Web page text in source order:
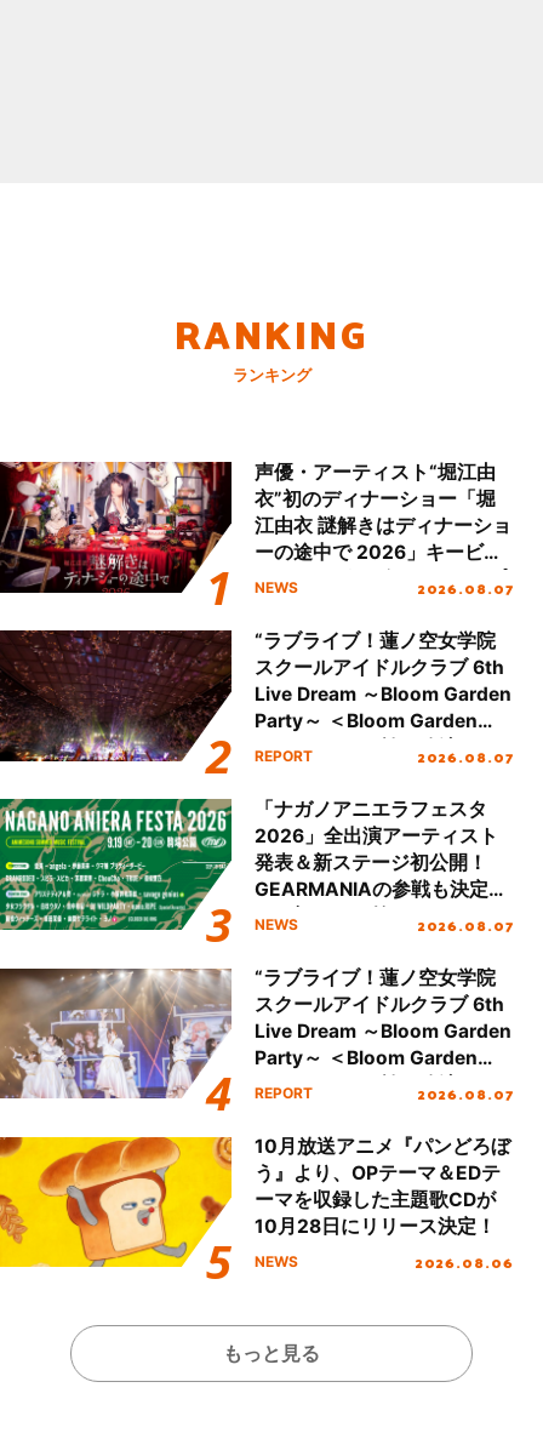
RANKING
ランキング
声優・アーティスト“堀江由
衣”初のディナーショー「堀
江由衣 謎解きはディナーショ
ーの途中で 2026」キービジ
ュアル＆グッズラインナップ
NEWS 2026.08.07
“ラブライブ！蓮ノ空女学院
スクールアイドルクラブ 6th
Live Dream ～Bloom Garden
Party～ ＜Bloom Garden
Party Stage／埼玉公演＞”
REPORT 2026.08.07
「ナガノアニエラフェスタ
2026」全出演アーティスト
発表＆新ステージ初公開！
GEARMANIAの参戦も決定
し、初となる第3ステージの
NEWS 2026.08.07
“ラブライブ！蓮ノ空女学院
スクールアイドルクラブ 6th
Live Dream ～Bloom Garden
Party～ ＜Bloom Garden
Party Stage／埼玉公演＞”
REPORT 2026.08.07
10月放送アニメ『パンどろぼ
う』より、OPテーマ＆EDテ
ーマを収録した主題歌CDが
10月28日にリリース決定！
NEWS 2026.08.06
もっと見る